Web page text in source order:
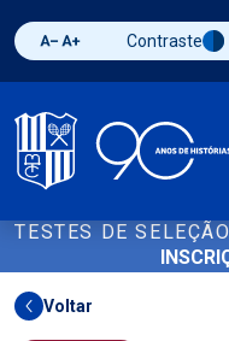
Diminuir fonte
Aumentar fonte
Alternar
Contraste
TESTES DE SELEÇÃO
Voltar